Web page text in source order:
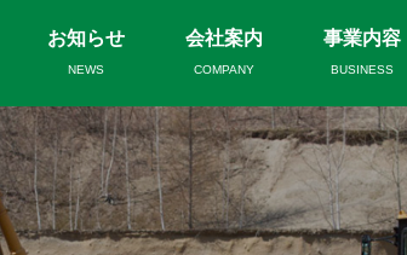
お知らせ
NEWS
会社案内
COMPANY
事業内容
BUSINESS